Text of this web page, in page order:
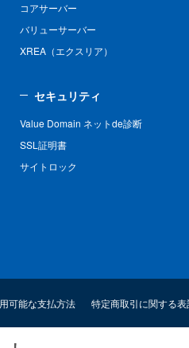
コアサーバー
バリューサーバー
XREA（エクスリア）
セキュリティ
Value Domain ネットde診断
SSL証明書
サイトロック
可能な支払方法 特定商取引に関する表